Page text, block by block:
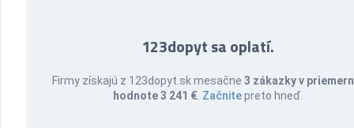
123dopyt sa oplatí.
Firmy získajú z 123dopyt.sk mesačne3 zákazky v
hodnote 3 241 € Začnitepreto hneď.